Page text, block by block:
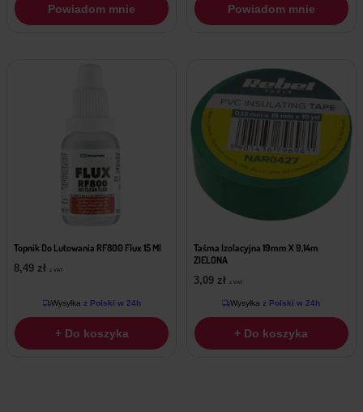
Powiadom mnie Powiadom mnie
Topnik Do Lutowania RF800 Flux 15 Ml
8,49 zł z VAT
Wysyłka z Polski w 24h
+ Do koszyka
Taśma Izolacyjna 19mm X 9,14m
ZIELONA
3,09 zł z VAT
Wysyłka z Polski w 24h
+ Do koszyka